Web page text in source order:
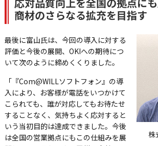
商材のさらなる拡充を目指す
株
最後に富山氏は、今回の導入に対する
評価と今後の展開、OKIへの期待につ
いて次のように締めくくりました。
「『Com@WILLソフトフォン』の導
入により、お客様が電話をいつかけて
こられても、誰が対応してもお待たせ
することなく、気持ちよく応対すると
いう当初目的は達成できました。今後
は全国の営業拠点にもこの仕組みを展